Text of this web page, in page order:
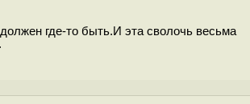
где-то быть.И эта сволочь весьма